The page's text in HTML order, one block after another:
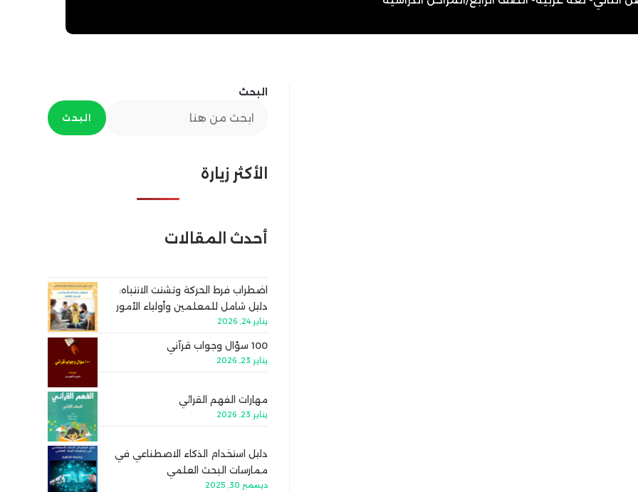
البحث
البحث
الأكثر زيارة
أحدث المقالات
اضطراب فرط الحركة وتشتت الانتباه:
دليل شامل للمعلمين وأولياء الأمور
يناير 24, 2026
100 سؤال وجواب قرآني
يناير 23, 2026
مهارات الفهم القرائي
يناير 23, 2026
دليل استخدام الذكاء الاصطناعي في
ممارسات البحث العلمي
ديسمبر 30, 2025